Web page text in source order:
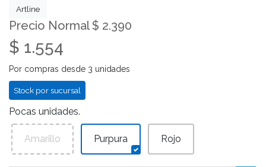
Artline
Precio Normal $ 2.390
$ 1.554
Por compras desde 3 unidades
Stock por sucursal
Pocas unidades.
Amarillo Purpura Rojo